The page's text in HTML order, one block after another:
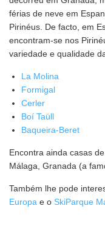
férias de neve em
Pirinéus. De facto, em
encontram-se nos
variedade e qualidade
La Molina
Formigal
Cerler
Boí Taüll
Baqueira-Beret
Encontra ainda casas
Málaga, Granada (a
Também lhe pode
Europa e o SkiParque